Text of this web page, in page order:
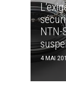
NTN-
4 MAI